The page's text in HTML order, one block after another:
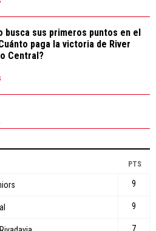
busca sus primeros puntos en el
paga la victoria de River
Central?